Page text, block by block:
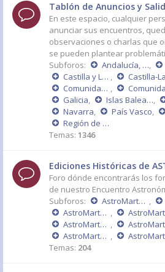
Tablón de Anuncios y
En este espacio, cualquier
anunciar sus encuentros,
observaciones o charlas que
se pueden plantear
Subforos:
Andalucía, Ceuta y Melilla ,
Castilla y León
, Castilla-La Mancha
Comunidad de Madrid
, Comunidad Valenciana
Galicia, Islas Baleares ,
Navarra, País Vasco,
Región de Murcia
Temas: 1346
Ediciones Históricas de
Foro dónde encontrarás los
de nuestro Encuentro
Subforos:
AstroMartos 2015 ,
AstroMartos 2013
, AstroMartos 2011 - DÉCIMO ANIVERSARIO
AstroMartos 2009
, AstroMartos 2008
AstroMartos 2006
, AstroMartos 2005
Temas: 204